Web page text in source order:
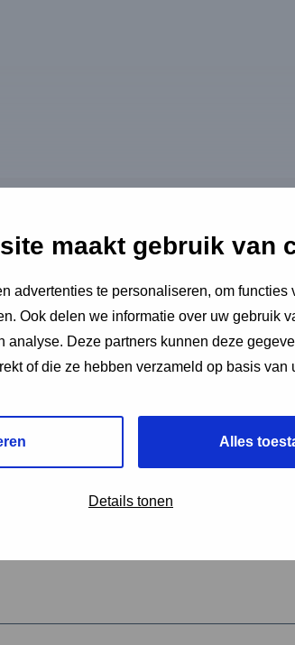
maakt gebruik van
advertenties te personaliseren, om functies
Ook delen we informatie over uw gebruik
analyse. Deze partners kunnen deze
of die ze hebben verzameld op basis van
Alles
Details tonen
aan
2
*